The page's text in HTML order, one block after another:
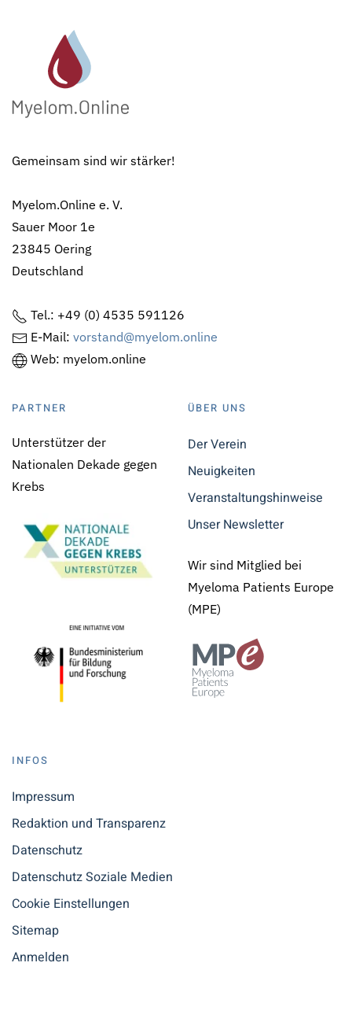
Gemeinsam sind wir stärker!
Myelom.Online e. V.
Sauer Moor 1e
23845 Oering
Deutschland
Tel.: +49 (0) 4535 591126
E-Mail: vorstand@myelom.online
Web: myelom.online
PARTNER
Unterstützer der
Nationalen Dekade gegen
Krebs
ÜBER UNS
Der Verein
Neuigkeiten
Veranstaltungshinweise
Unser Newsletter
Wir sind Mitglied bei
Myeloma Patients Europe
(MPE)
INFOS
Impressum
Redaktion und Transparenz
Datenschutz
Datenschutz Soziale Medien
Cookie Einstellungen
Sitemap
Anmelden